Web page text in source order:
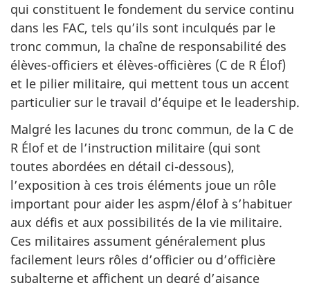
qui constituent le fondement du service continu
dans les FAC, tels qu’ils sont inculqués par le
tronc commun, la chaîne de responsabilité des
élèves-officiers et élèves-officières (C de R Élof)
et le pilier militaire, qui mettent tous un accent
particulier sur le travail d’équipe et le leadership.
Malgré les lacunes du tronc commun, de la C de
R Élof et de l’instruction militaire (qui sont
toutes abordées en détail ci-dessous),
l’exposition à ces trois éléments joue un rôle
important pour aider les aspm/élof à s’habituer
aux défis et aux possibilités de la vie militaire.
Ces militaires assument généralement plus
facilement leurs rôles d’officier ou d’officière
subalterne et affichent un degré d’aisance